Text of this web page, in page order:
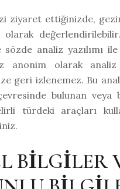
ziyaret ettiğinizde,
olarak
analiz yazılımı ile
anonim olarak
geri izlenemez. Bu
bulunan veya
türdeki araçları
BİLGİLER